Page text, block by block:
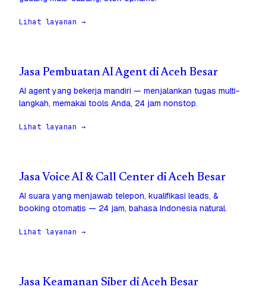
Lihat layanan →
Jasa Pembuatan AI Agent di Aceh Besar
AI agent yang bekerja mandiri — menjalankan tugas multi-
langkah, memakai tools Anda, 24 jam nonstop.
Lihat layanan →
Jasa Voice AI & Call Center di Aceh Besar
AI suara yang menjawab telepon, kualifikasi leads, &
booking otomatis — 24 jam, bahasa Indonesia natural.
Lihat layanan →
Jasa Keamanan Siber di Aceh Besar